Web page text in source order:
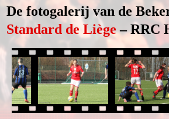
De fotogalerij van de
Standard de Liège– RRC